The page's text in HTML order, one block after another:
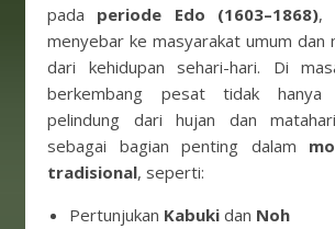
pada periode Edo (1603–1868),
menyebar ke masyarakat umum dan
dari kehidupan sehari-hari. Di
berkembang pesat tidak hanya
pelindung dari hujan dan
sebagai bagian penting dalam
tradisional, seperti:
Pertunjukan Kabuki dan Noh